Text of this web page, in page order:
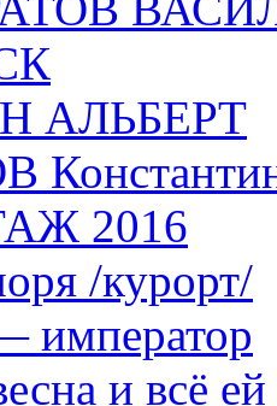
АЛЬБЕРТ
2016
/курорт/
император
и всё